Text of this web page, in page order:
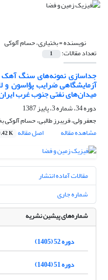
نویسنده =بختیاری، حسام آلوکی
تعداد مقالات: 1
جداسازی نمونه‌های سنگ آهک
آزمایشگاهی ضرایب پؤاسون و
میدان‌های نفتی جنوب غرب
دوره 34، شماره 3، پاییز 1387
جعفر ولی، فریبرز طالبی، حسام آلوکی
مشاهده مقاله
اصل مقاله K
مقالات آماده انتشار
شماره جاری
شماره‌های پیشین نشریه
دوره 52 (1405)
دوره 51 (1404)